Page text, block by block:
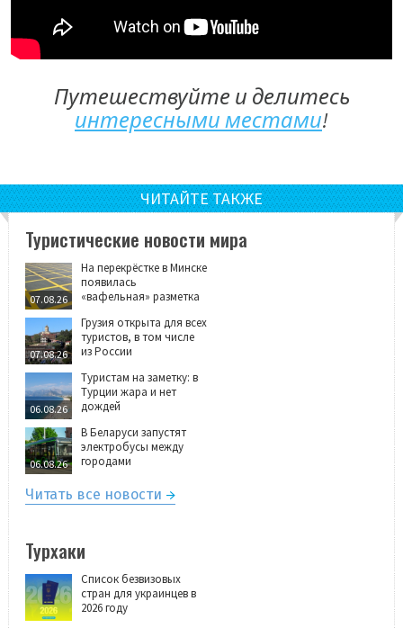
Путешествуйте и делитесь
интересными местами!
ЧИТАЙТЕ ТАКЖЕ
Туристические новости мира
07.08.26
На перекрёстке в Минске
появилась
«вафельная» разметка
07.08.26
Грузия открыта для всех
туристов, в том числе
из России
06.08.26
Туристам на заметку: в
Турции жара и нет
дождей
06.08.26
В Беларуси запустят
электробусы между
городами
Читать все новости
Турхаки
Список безвизовых
стран для украинцев в
2026 году